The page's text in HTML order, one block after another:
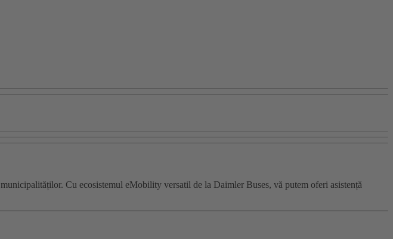
Cu ecosistemul eMobility versatil de la Daimler Buses, vă putem oferi asistență